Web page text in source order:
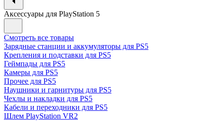
Аксессуары для PlayStation 5
Смотреть все товары
Зарядные станции и аккумуляторы для PS5
Крепления и подставки для PS5
Геймпады для PS5
Камеры для PS5
Прочее для PS5
Наушники и гарнитуры для PS5
Чехлы и накладки для PS5
Кабели и переходники для PS5
Шлем PlayStation VR2